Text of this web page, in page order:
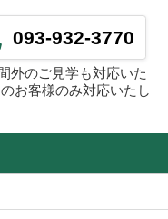
093-932-3770
外のご見学も対応いた
お客様のみ対応いたし